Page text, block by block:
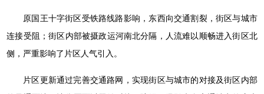
原国王十字街区受铁路线路影响，东西向交通割裂，街区与城市
连接受阻；街区内部被摄政运河南北分隔，人流难以顺畅进入街区北
侧，严重影响了片区人气引入。
片区更新通过完善交通路网，实现街区与城市的对接及街区内部